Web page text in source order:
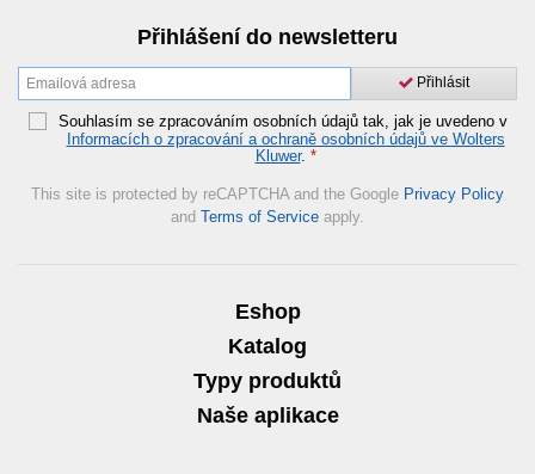
Přihlášení do newsletteru
Přihlásit
Souhlasím se zpracováním osobních údajů tak, jak je uvedeno v
Informacích o zpracování a ochraně osobních údajů ve Wolters
Kluwer. *
This site is protected by reCAPTCHA and the Google Privacy Policy
and Terms of Service apply.
Eshop
Katalog
Typy produktů
Naše aplikace